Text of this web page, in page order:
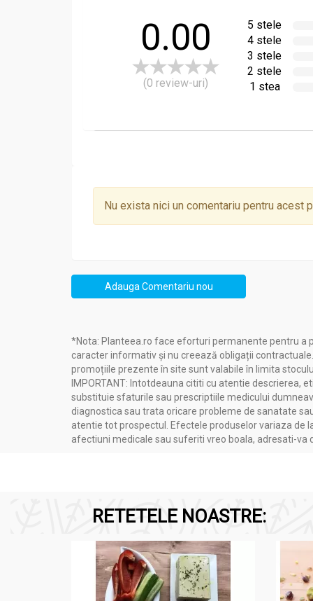
0.00
(0 review-uri)
5 stele
4 stele
3 stele
2 stele
1 stea
Nu exista nici un comentariu pentru acest
Adauga Comentariu nou
*Nota: Planteea.ro face eforturi permanente pentru a
caracter informativ și nu creează obligații
promoțiile prezente în site sunt valabile în limita
IMPORTANT: Intotdeauna cititi cu atentie
substituie sfaturile sau prescriptiile medicului
diagnostica sau trata oricare probleme de sanatate
atentie tot prospectul. Efectele produselor variaza de
afectiuni medicale sau suferiti vreo boala, adresati-va
RETETELE NOASTRE: